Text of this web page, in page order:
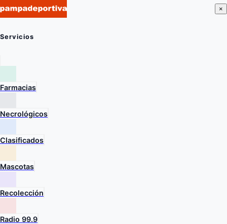
×
Servicios
Farmacias
Necrológicos
Clasificados
Mascotas
Recolección
Radio 99.9